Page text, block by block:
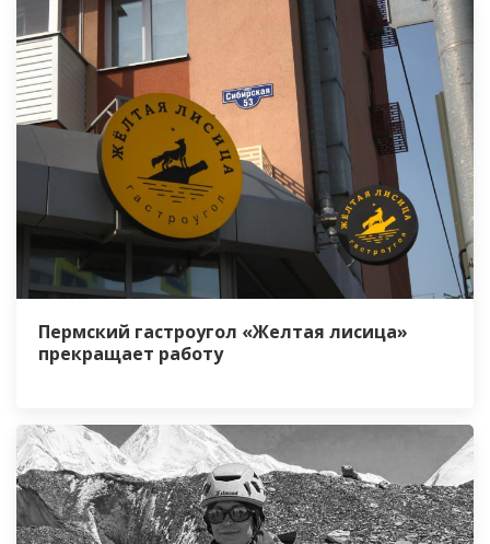
Пермский гастроугол «Желтая лисица»
прекращает работу